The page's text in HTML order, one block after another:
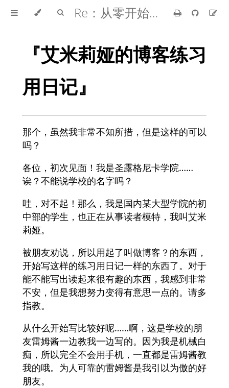
Re：从零开始的异世界生活
『艾米莉娅的博客练习
用日记』
那个，虽然我非常不知所措，但是这样的可以
吗？
各位，初次见面！我是圣露格尼卡学院……
诶？不能说学校的名字吗？
哇，对不起！那么，我是国内某大型学院的初
中部的学生，也正在从事读者模特，我叫艾米
莉娅。
被朋友劝说，所以用起了叫做博客？的东西，
开始写这样的练习用日记一样的东西了。对于
能不能写出读起来很有趣的东西，我感到非常
不安，但是我想努力变得有意思一点的。请多
指教。
从什么开始写比较好呢……啊，这是学校的朋
友雷姆酱一边教我一边写的。因为我是机械白
痴，所以完全不会用手机，一直都是雷姆酱教
我的哦。为人可靠的雷姆酱是我引以为傲的好
朋友。